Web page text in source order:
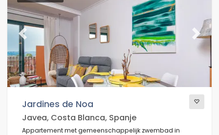
Previous Next
Jardines de Noa
Javea, Costa Blanca, Spanje
Appartement met gemeenschappelijk zwembad in